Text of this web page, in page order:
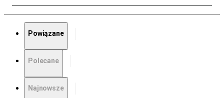
Powiązane
Polecane
Najnowsze